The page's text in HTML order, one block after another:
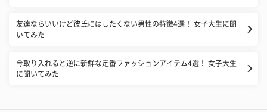
友達ならいいけど彼氏にはしたくない男性の特徴4選！ 女子大生に聞
いてみた
今取り入れると逆に新鮮な定番ファッションアイテム4選！ 女子大生
に聞いてみた